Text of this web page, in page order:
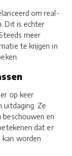
om real-
Dit is echter
meer
te krijgen in
op keer
uitdaging. Ze
beschouwen en
dat er
kan worden